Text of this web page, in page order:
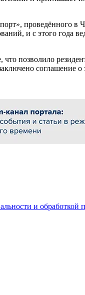
проведённого в
и с этого года
позволило
соглашение о
и обработкой